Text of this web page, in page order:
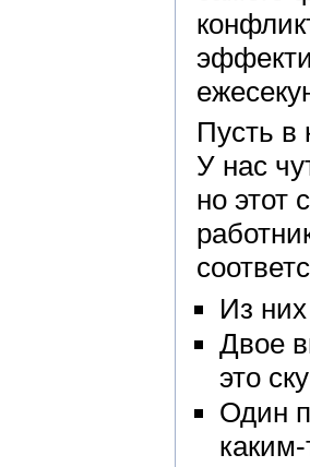
Пусть в
У нас
но этот
Из
Двое
это
Один